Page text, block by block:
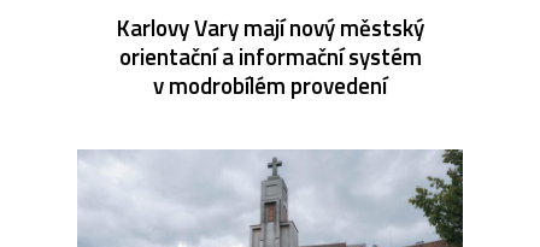
Karlovy Vary mají nový městský
orientační a informační systém
v modrobílém provedení